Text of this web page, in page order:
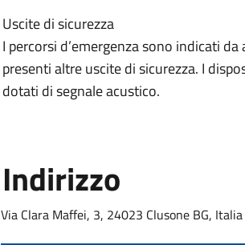
Uscite di sicurezza
I percorsi d’emergenza sono indicati
presenti altre uscite di sicurezza. I
dotati di segnale acustico.
Indirizzo
Via Clara Maffei, 3, 24023 Clusone BG, Italia